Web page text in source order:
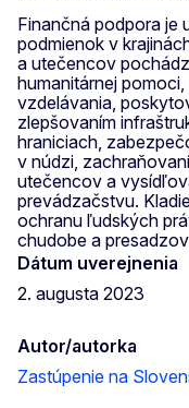
Finančná podpora je
podmienok v
a utečencov
humanitárnej
vzdelávania,
zlepšovaním
hraniciach,
v núdzi,
utečencov a
prevádzačstvu.
ochranu ľudských
chudobe a
Dátum uverejnenia
2. augusta 2023
Autor/autorka
Zastúpenie na